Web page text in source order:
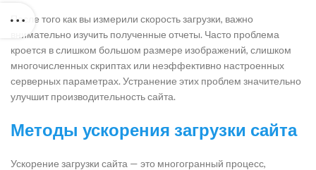
После того как вы измерили скорость загрузки, важно
внимательно изучить полученные отчеты. Часто проблема
кроется в слишком большом размере изображений, слишком
многочисленных скриптах или неэффективно настроенных
серверных параметрах. Устранение этих проблем значительно
улучшит производительность сайта.
Методы ускорения загрузки сайта
Ускорение загрузки сайта — это многогранный процесс,